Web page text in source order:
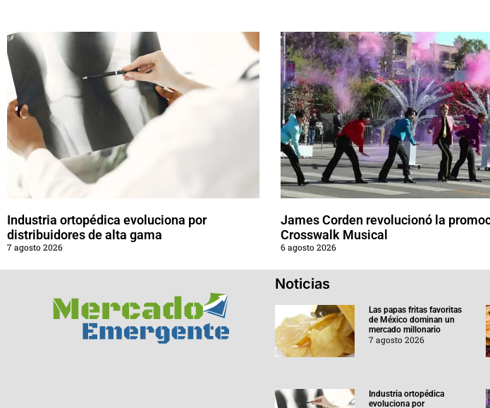
Industria ortopédica evoluciona por
distribuidores de alta gama
7 agosto 2026
James Corden revolucionó la
Crosswalk Musical
6 agosto 2026
Noticias
Las papas fritas favoritas
de México dominan un
mercado millonario
7 agosto 2026
Industria ortopédica
evoluciona por